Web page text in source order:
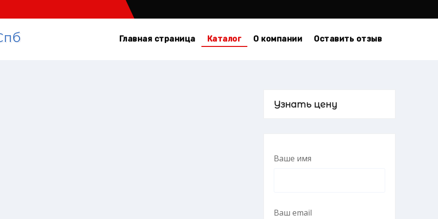
Главная страница Каталог О компании Оставить отзыв
Узнать цену
Ваше имя
Ваш email